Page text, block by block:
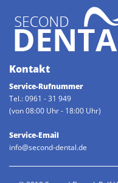
Kontakt
Service-Rufnummer
Tel.: 0961 - 31 949
(von 08:00 Uhr - 18:00 Uhr)
Service-Email
info@second-dental.de